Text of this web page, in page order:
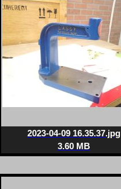
2023-04-09 16.35.37.jpg
3.60 MB